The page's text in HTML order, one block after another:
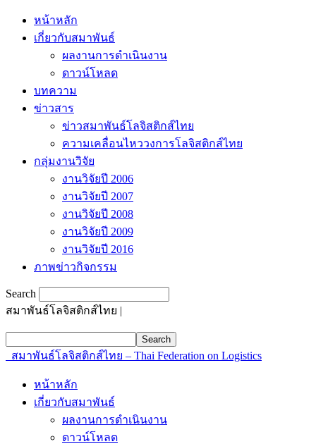
หน้าหลัก
เกี่ยวกับสมาพันธ์
ผลงานการดำเนินงาน
ดาวน์โหลด
บทความ
ข่าวสาร
ข่าวสมาพันธ์โลจิสติกส์ไทย
ความเคลื่อนไหววงการโลจิสติกส์ไทย
กลุ่มงานวิจัย
งานวิจัยปี 2006
งานวิจัยปี 2007
งานวิจัยปี 2008
งานวิจัยปี 2009
งานวิจัยปี 2016
ภาพข่าวกิจกรรม
Search
สมาพันธ์โลจิสติกส์ไทย |
สมาพันธ์โลจิสติกส์ไทย – Thai Federation on Logistics
หน้าหลัก
เกี่ยวกับสมาพันธ์
ผลงานการดำเนินงาน
ดาวน์โหลด